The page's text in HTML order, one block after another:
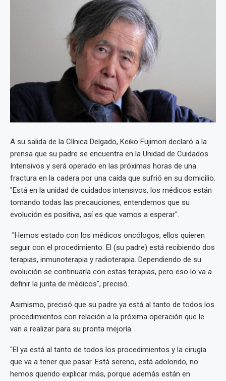
A su salida de la Clínica Delgado, Keiko Fujimori declaró a la
prensa que su padre se encuentra en la Unidad de Cuidados
Intensivos y será operado en las próximas horas de una
fractura en la cadera por una caída que sufrió en su domicilio.
"Está en la unidad de cuidados intensivos, los médicos están
tomando todas las precauciones, entendemos que su
evolución es positiva, así es que vamos a esperar".
"Hemos estado con los médicos oncólogos, ellos quieren
seguir con el procedimiento. El (su padre) está recibiendo dos
terapias, inmunoterapia y radioterapia. Dependiendo de su
evolución se continuaría con estas terapias, pero eso lo va a
definir la junta de médicos", precisó.
Asimismo, precisó que su padre ya está al tanto de todos los
procedimientos con relación a la próxima operación que le
van a realizar para su pronta mejoría
"El ya está al tanto de todos los procedimientos y la cirugía
que va a tener que pasar. Está sereno, está adolorido, no
hemos querido explicar más, porque además están en